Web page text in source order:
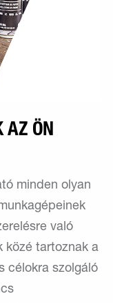
AZ ÖN
minden olyan
való
közé tartoznak a
célokra szolgáló